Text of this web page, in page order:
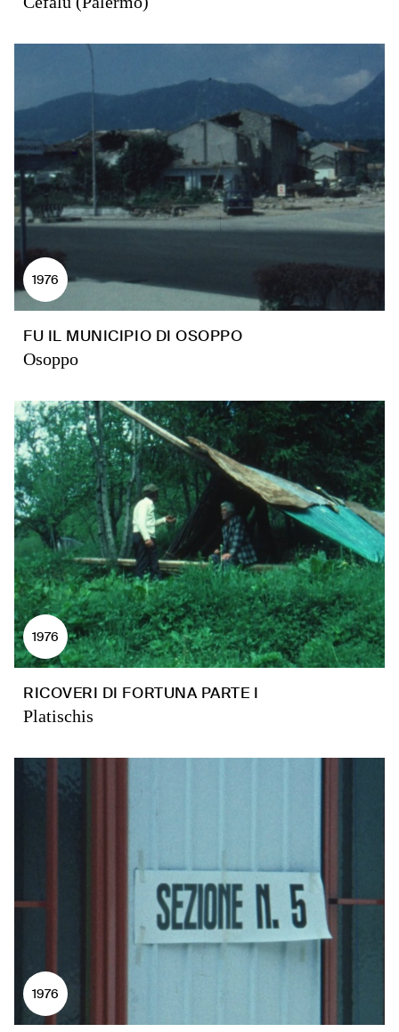
1976
FU IL MUNICIPIO DI OSOPPO
Osoppo
1976
RICOVERI DI FORTUNA PARTE I
Platischis
1976